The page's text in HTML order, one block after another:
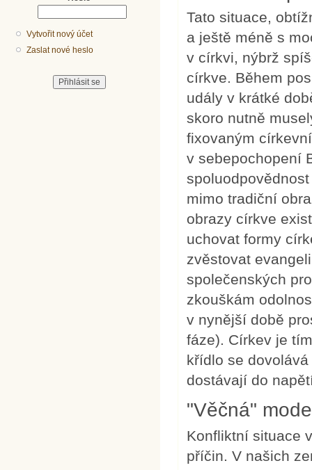
Vytvořit nový účet
Zaslat nové heslo
Tato situace,
a ještě méně s
v církvi, nýbrž
církve. Během
udály v krátké
skoro nutně
fixovaným
v sebepochopení
mimo tradiční
obrazy církve
uchovat formy
zvěstovat
společenských
zkouškám
v nynější době
fáze). Církev je
křídlo se
dostávají do
"Věčná"
Konfliktní situace
příčin. V našich